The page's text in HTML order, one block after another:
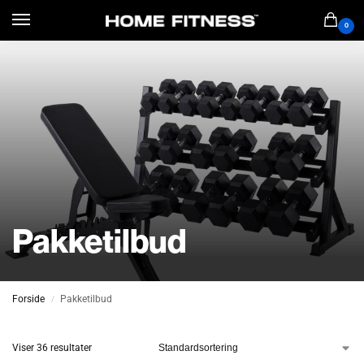
0
Pakketilbud
Forside / Pakketilbud
Viser 36 resultater